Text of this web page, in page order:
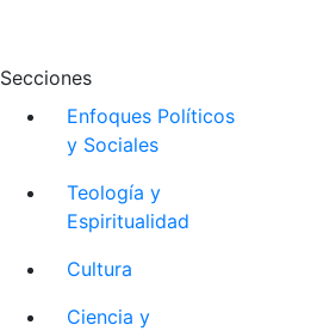
Secciones
Enfoques Políticos
y Sociales
Teología y
Espiritualidad
Cultura
Ciencia y